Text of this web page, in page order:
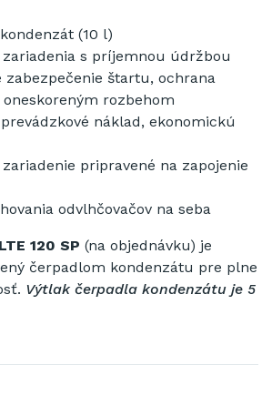
(10 l)
s príjemnou údržbou
zabezpečenie štartu, ochrana
rozbehom
náklad, ekonomickú
pripravené na zapojenie
odvlhčovačov na seba
120 SP (na objednávku) je
čerpadlom kondenzátu pre plne
Výtlak čerpadla kondenzátu je 5